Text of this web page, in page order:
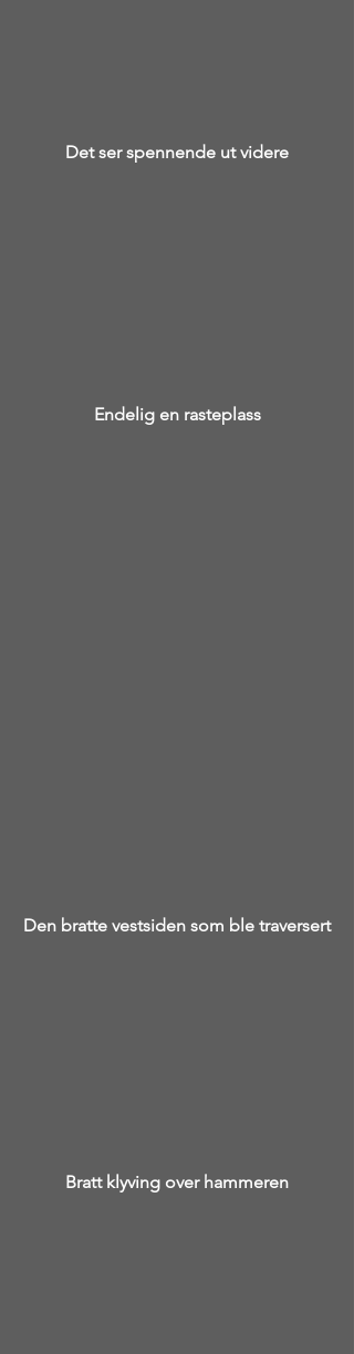
Det ser spennende ut videre
Endelig en rasteplass
Den bratte vestsiden som ble traversert
Bratt klyving over hammeren